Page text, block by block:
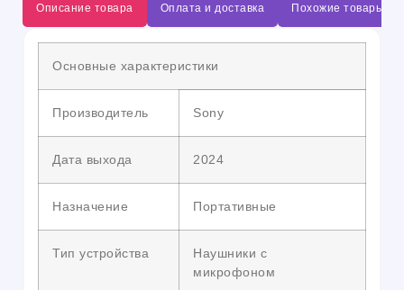
Описание товара Оплата и доставка Похожие товары
Основные характеристики
Производитель Sony
Дата выхода 2024
Назначение Портативные
Тип устройства
Наушники с
микрофоном